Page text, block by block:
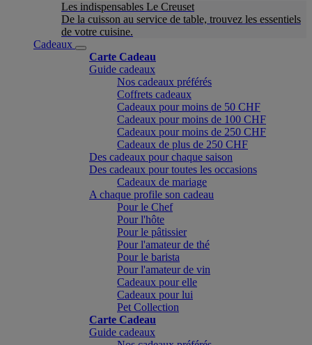
Les indispensables Le Creuset
De la cuisson au service de table, trouvez les essentiels
de votre cuisine.
Cadeaux
Carte Cadeau
Guide cadeaux
Nos cadeaux préférés
Coffrets cadeaux
Cadeaux pour moins de 50 CHF
Cadeaux pour moins de 100 CHF
Cadeaux pour moins de 250 CHF
Cadeaux de plus de 250 CHF
Des cadeaux pour chaque saison
Des cadeaux pour toutes les occasions
Cadeaux de mariage
A chaque profile son cadeau
Pour le Chef
Pour l'hôte
Pour le pâtissier
Pour l'amateur de thé
Pour le barista
Pour l'amateur de vin
Cadeaux pour elle
Cadeaux pour lui
Pet Collection
Carte Cadeau
Guide cadeaux